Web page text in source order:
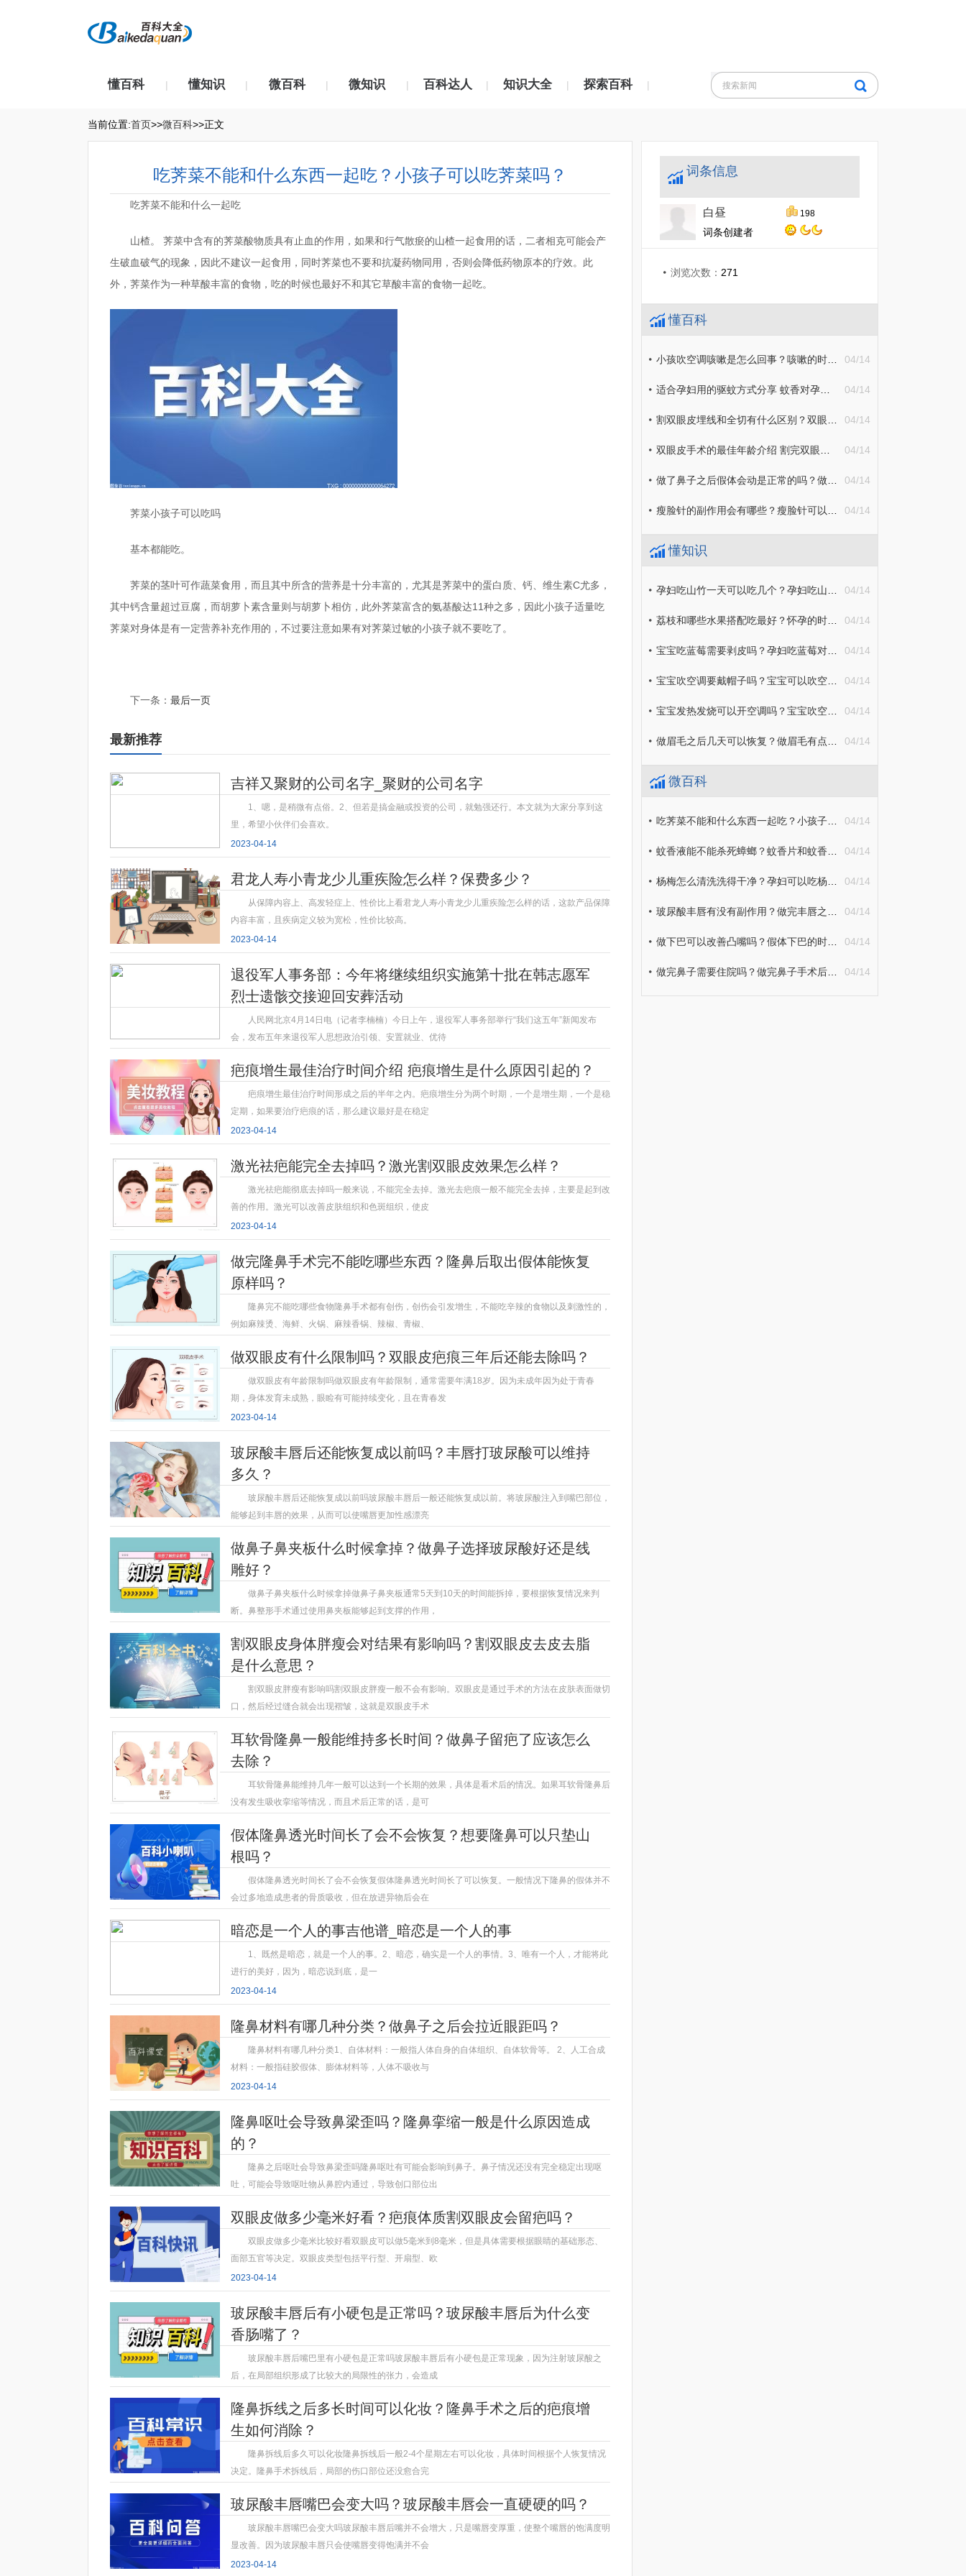
懂百科 | 懂知识 | 微百科 | 微知识 | 百科达人 | 知识大全 | 探索百科 |
当前位置:首页>>微百科>>正文
吃荠菜不能和什么东西一起吃？小孩子可以吃荠菜吗？
吃荠菜不能和什么一起吃
山楂。 荠菜中含有的荠菜酸物质具有止血的作用，如果和行气散瘀的山楂一起食用的话，二者相克可能会产
生破血破气的现象，因此不建议一起食用，同时荠菜也不要和抗凝药物同用，否则会降低药物原本的疗效。此
外，荠菜作为一种草酸丰富的食物，吃的时候也最好不和其它草酸丰富的食物一起吃。
荠菜小孩子可以吃吗
基本都能吃。
荠菜的茎叶可作蔬菜食用，而且其中所含的营养是十分丰富的，尤其是荠菜中的蛋白质、钙、维生素C尤多，
其中钙含量超过豆腐，而胡萝卜素含量则与胡萝卜相仿，此外荠菜富含的氨基酸达11种之多，因此小孩子适量吃
荠菜对身体是有一定营养补充作用的，不过要注意如果有对荠菜过敏的小孩子就不要吃了。
下一条： 最后一页
最新推荐
吉祥又聚财的公司名字_聚财的公司名字
1、嗯，是稍微有点俗。2、但若是搞金融或投资的公司，就勉强还行。本文就为大家分享到这
里，希望小伙伴们会喜欢。
2023-04-14
君龙人寿小青龙少儿重疾险怎么样？保费多少？
从保障内容上、高发轻症上、性价比上看君龙人寿小青龙少儿重疾险怎么样的话，这款产品保障
内容丰富，且疾病定义较为宽松，性价比较高。
2023-04-14
退役军人事务部：今年将继续组织实施第十批在韩志愿军
烈士遗骸交接迎回安葬活动
人民网北京4月14日电（记者李楠楠）今日上午，退役军人事务部举行“我们这五年”新闻发布
会，发布五年来退役军人思想政治引领、安置就业、优待
疤痕增生最佳治疗时间介绍 疤痕增生是什么原因引起的？
疤痕增生最佳治疗时间形成之后的半年之内。疤痕增生分为两个时期，一个是增生期，一个是稳
定期，如果要治疗疤痕的话，那么建议最好是在稳定
2023-04-14
激光祛疤能完全去掉吗？激光割双眼皮效果怎么样？
激光祛疤能彻底去掉吗一般来说，不能完全去掉。激光去疤痕一般不能完全去掉，主要是起到改
善的作用。激光可以改善皮肤组织和色斑组织，使皮
2023-04-14
做完隆鼻手术完不能吃哪些东西？隆鼻后取出假体能恢复
原样吗？
隆鼻完不能吃哪些食物隆鼻手术都有创伤，创伤会引发增生，不能吃辛辣的食物以及刺激性的，
例如麻辣烫、海鲜、火锅、麻辣香锅、辣椒、青椒、
做双眼皮有什么限制吗？双眼皮疤痕三年后还能去除吗？
做双眼皮有年龄限制吗做双眼皮有年龄限制，通常需要年满18岁。因为未成年因为处于青春
期，身体发育未成熟，眼睑有可能持续变化，且在青春发
2023-04-14
玻尿酸丰唇后还能恢复成以前吗？丰唇打玻尿酸可以维持
多久？
玻尿酸丰唇后还能恢复成以前吗玻尿酸丰唇后一般还能恢复成以前。将玻尿酸注入到嘴巴部位，
能够起到丰唇的效果，从而可以使嘴唇更加性感漂亮
做鼻子鼻夹板什么时候拿掉？做鼻子选择玻尿酸好还是线
雕好？
做鼻子鼻夹板什么时候拿掉做鼻子鼻夹板通常5天到10天的时间能拆掉，要根据恢复情况来判
断。鼻整形手术通过使用鼻夹板能够起到支撑的作用，
割双眼皮身体胖瘦会对结果有影响吗？割双眼皮去皮去脂
是什么意思？
割双眼皮胖瘦有影响吗割双眼皮胖瘦一般不会有影响。双眼皮是通过手术的方法在皮肤表面做切
口，然后经过缝合就会出现褶皱，这就是双眼皮手术
耳软骨隆鼻一般能维持多长时间？做鼻子留疤了应该怎么
去除？
耳软骨隆鼻能维持几年一般可以达到一个长期的效果，具体是看术后的情况。如果耳软骨隆鼻后
没有发生吸收挛缩等情况，而且术后正常的话，是可
假体隆鼻透光时间长了会不会恢复？想要隆鼻可以只垫山
根吗？
假体隆鼻透光时间长了会不会恢复假体隆鼻透光时间长了可以恢复。一般情况下隆鼻的假体并不
会过多地造成患者的骨质吸收，但在放进异物后会在
暗恋是一个人的事吉他谱_暗恋是一个人的事
1、既然是暗恋，就是一个人的事。2、暗恋，确实是一个人的事情。3、唯有一个人，才能将此
进行的美好，因为，暗恋说到底，是一
2023-04-14
隆鼻材料有哪几种分类？做鼻子之后会拉近眼距吗？
隆鼻材料有哪几种分类1、自体材料：一般指人体自身的自体组织、自体软骨等。 2、人工合成
材料：一般指硅胶假体、膨体材料等，人体不吸收与
2023-04-14
隆鼻呕吐会导致鼻梁歪吗？隆鼻挛缩一般是什么原因造成
的？
隆鼻之后呕吐会导致鼻梁歪吗隆鼻呕吐有可能会影响到鼻子。鼻子情况还没有完全稳定出现呕
吐，可能会导致呕吐物从鼻腔内通过，导致创口部位出
双眼皮做多少毫米好看？疤痕体质割双眼皮会留疤吗？
双眼皮做多少毫米比较好看双眼皮可以做5毫米到8毫米，但是具体需要根据眼睛的基础形态、
面部五官等决定。双眼皮类型包括平行型、开扇型、欧
2023-04-14
玻尿酸丰唇后有小硬包是正常吗？玻尿酸丰唇后为什么变
香肠嘴了？
玻尿酸丰唇后嘴巴里有小硬包是正常吗玻尿酸丰唇后有小硬包是正常现象，因为注射玻尿酸之
后，在局部组织形成了比较大的局限性的张力，会造成
隆鼻拆线之后多长时间可以化妆？隆鼻手术之后的疤痕增
生如何消除？
隆鼻拆线后多久可以化妆隆鼻拆线后一般2-4个星期左右可以化妆，具体时间根据个人恢复情况
决定。隆鼻手术拆线后，局部的伤口部位还没愈合完
玻尿酸丰唇嘴巴会变大吗？玻尿酸丰唇会一直硬硬的吗？
玻尿酸丰唇嘴巴会变大吗玻尿酸丰唇后嘴并不会增大，只是嘴唇变厚重，使整个嘴唇的饱满度明
显改善。因为玻尿酸丰唇只会使嘴唇变得饱满并不会
2023-04-14
词条信息
白昼 198
词条创建者
浏览次数： 271
懂百科
04/14
小孩吹空调咳嗽是怎么回事？咳嗽的时候可以吃蛋黄吗？
04/14
适合孕妇用的驱蚊方式分享 蚊香对孕妇身体有伤害吗？
04/14
割双眼皮埋线和全切有什么区别？双眼皮疤痕松解是什么？
04/14
双眼皮手术的最佳年龄介绍 割完双眼皮一深一浅应该怎么办？
04/14
做了鼻子之后假体会动是正常的吗？做鼻子哪种方法方式最安全永久？
04/14
瘦脸针的副作用会有哪些？瘦脸针可以瘦咬肌吗？
懂知识
04/14
孕妇吃山竹一天可以吃几个？孕妇吃山竹对胎儿有什么好处？
04/14
荔枝和哪些水果搭配吃最好？怀孕的时候能吃荔枝吗？
04/14
宝宝吃蓝莓需要剥皮吗？孕妇吃蓝莓对胎儿有好处吗？
04/14
宝宝吹空调要戴帽子吗？宝宝可以吹空调吗？
04/14
宝宝发热发烧可以开空调吗？宝宝吹空调多少度合适？
04/14
做眉毛之后几天可以恢复？做眉毛有点痒是什么原因？
微百科
04/14
吃荠菜不能和什么东西一起吃？小孩子可以吃荠菜吗？
04/14
蚊香液能不能杀死蟑螂？蚊香片和蚊香液哪个好用对孩子更安全？
04/14
杨梅怎么清洗洗得干净？孕妇可以吃杨梅吗？
04/14
玻尿酸丰唇有没有副作用？做完丰唇之后会缩短人中吗？
04/14
做下巴可以改善凸嘴吗？假体下巴的时候可以局麻吗？
04/14
做完鼻子需要住院吗？做完鼻子手术后有啥忌口的？